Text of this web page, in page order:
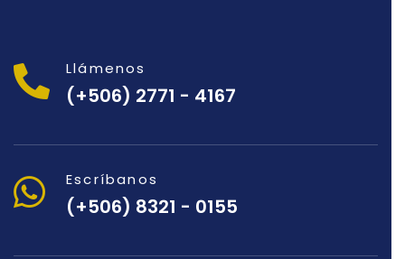
Llámenos
(+506) 2771 - 4167
Escríbanos
(+506) 8321 - 0155